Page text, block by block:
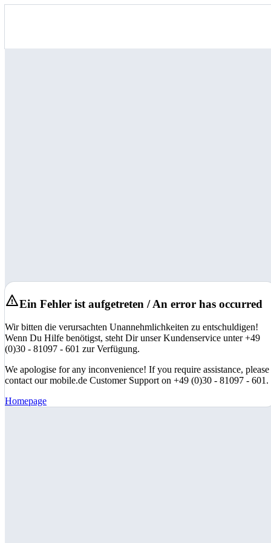
Ein Fehler ist aufgetreten / An error has occurred
Wir bitten die verursachten Unannehmlichkeiten zu entschuldigen!
Wenn Du Hilfe benötigst, steht Dir unser Kundenservice unter +49
(0)30 - 81097 - 601 zur Verfügung.
We apologise for any inconvenience! If you require assistance, please
contact our mobile.de Customer Support on +49 (0)30 - 81097 - 601.
Homepage